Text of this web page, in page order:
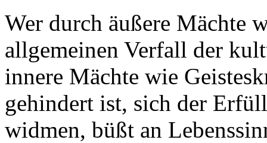
Wer durch äußere Mächte
allgemeinen Verfall der
innere Mächte wie
gehindert ist, sich der
widmen, büßt an